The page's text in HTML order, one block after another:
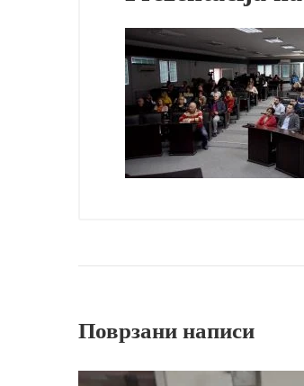
Поврзани написи